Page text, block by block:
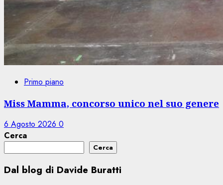
Primo piano
Miss Mamma, concorso unico nel suo genere
6 Agosto 2026 0
Cerca
Cerca
Dal blog di Davide Buratti